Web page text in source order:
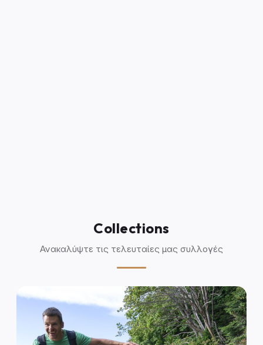
Collections
Ανακαλύψτε τις τελευταίες μας συλλογές